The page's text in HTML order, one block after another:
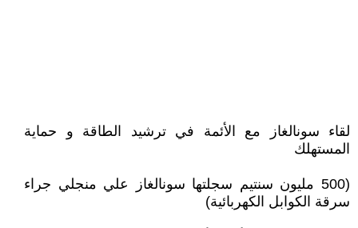
لقاء سونالغاز مع الأئمة في ترشيد الطاقة و حماية
المستهلك
(500 مليون سنتيم سجلتها سونالغاز علي منجلي جراء
سرقة الكوابل الكهربائية)